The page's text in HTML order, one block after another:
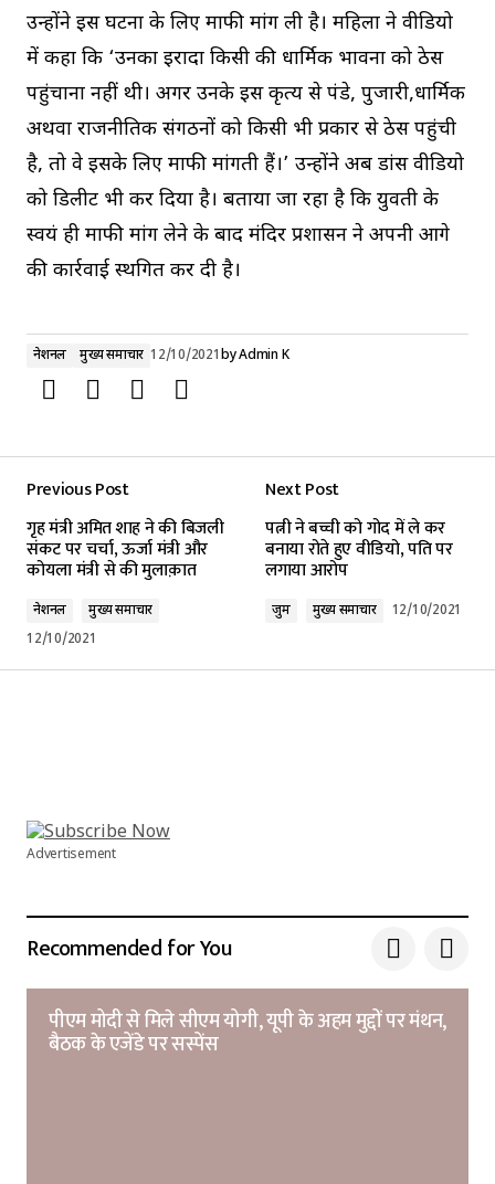
उन्होंने इस घटना के लिए माफी मांग ली है। महिला ने वीडियो
में कहा कि ‘उनका इरादा किसी की धार्मिक भावना को ठेस
पहुंचाना नहीं थी। अगर उनके इस कृत्य से पंडे, पुजारी,धार्मिक
अथवा राजनीतिक संगठनों को किसी भी प्रकार से ठेस पहुंची
है, तो वे इसके लिए माफी मांगती हैं।’ उन्होंने अब डांस वीडियो
को डिलीट भी कर दिया है। बताया जा रहा है कि युवती के
स्वयं ही माफी मांग लेने के बाद मंदिर प्रशासन ने अपनी आगे
की कार्रवाई स्थगित कर दी है।
नेशनल मुख्य समाचार 12/10/2021byAdmin K
Previous Post
गृह मंत्री अमित शाह ने की बिजली
संकट पर चर्चा, ऊर्जा मंत्री और
कोयला मंत्री से की मुलाक़ात
नेशनल
मुख्य समाचार
12/10/2021
Next Post
पत्नी ने बच्ची को गोद में ले कर
बनाया रोते हुए वीडियो, पति पर
लगाया आरोप
जुर्म मुख्य समाचार 12/10/2021
Advertisement
Recommended for You
पीएम मोदी से मिले सीएम योगी, यूपी के अहम मुद्दों पर मंथन,
बैठक के एजेंडे पर सस्पेंस